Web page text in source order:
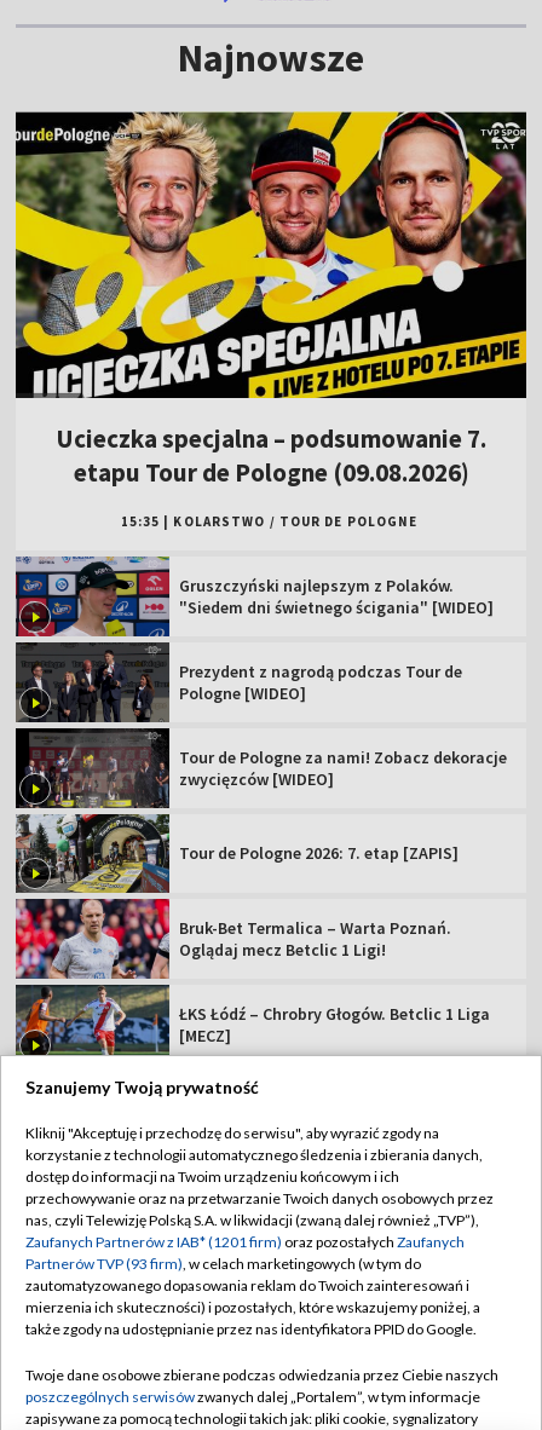
Najnowsze
Ucieczka specjalna – podsumowanie 7.
etapu Tour de Pologne (09.08.2026)
15:35 KOLARSTWO / TOUR DE POLOGNE
Gruszczyński najlepszym z Polaków.
"Siedem dni świetnego ścigania" [WIDEO]
Prezydent z nagrodą podczas Tour de
Pologne [WIDEO]
Tour de Pologne za nami! Zobacz dekoracje
zwycięzców [WIDEO]
Tour de Pologne 2026: 7. etap [ZAPIS]
Bruk-Bet Termalica – Warta Poznań.
Oglądaj mecz Betclic 1 Ligi!
ŁKS Łódź – Chrobry Głogów. Betclic 1 Liga
[MECZ]
TVP
Abonament TVP
Sklep TVP
Biuro Reklamy
Oferta Handlowa
Emisja w TVP
Regulamin TVP
Polityka prywatności
Moje zgody
Biuro reklamy
Szanujemy Twoją prywatność
Kliknij "Akceptuję i przechodzę do serwisu", aby wyrazić zgody na
korzystanie z technologii automatycznego śledzenia i zbierania danych,
dostęp do informacji na Twoim urządzeniu końcowym i ich
przechowywanie oraz na przetwarzanie Twoich danych osobowych przez
nas, czyli Telewizję Polską S.A. w likwidacji (zwaną dalej również „TVP”),
Zaufanych Partnerów z IAB* (1201 firm) oraz pozostałych Zaufanych
Partnerów TVP (93 firm), w celach marketingowych (w tym do
zautomatyzowanego dopasowania reklam do Twoich zainteresowań i
mierzenia ich skuteczności) i pozostałych, które wskazujemy poniżej, a
także zgody na udostępnianie przez nas identyfikatora PPID do Google.
Twoje dane osobowe zbierane podczas odwiedzania przez Ciebie naszych
poszczególnych serwisówzwanych dalej „Portalem”, w tym informacje
zapisywane za pomocą technologii takich jak: pliki cookie, sygnalizatory